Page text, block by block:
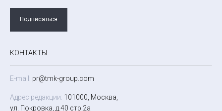
Подписаться
КОНТАКТЫ
E-mail: pr@tmk-group.com
Адрес редакции: 101000, Москва,
ул. Покровка, д.40 стр.2а